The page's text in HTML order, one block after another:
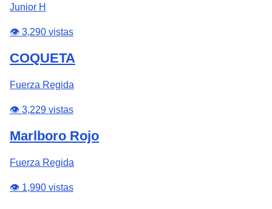
Junior H
👁️ 3,290 vistas
COQUETA
Fuerza Regida
👁️ 3,229 vistas
Marlboro Rojo
Fuerza Regida
👁️ 1,990 vistas